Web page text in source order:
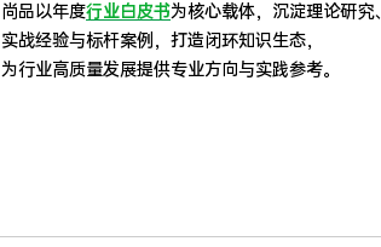
尚品以年度行业白皮书为核心载体，沉淀理论研究、
实战经验与标杆案例，打造闭环知识生态，
为行业高质量发展提供专业方向与实践参考。